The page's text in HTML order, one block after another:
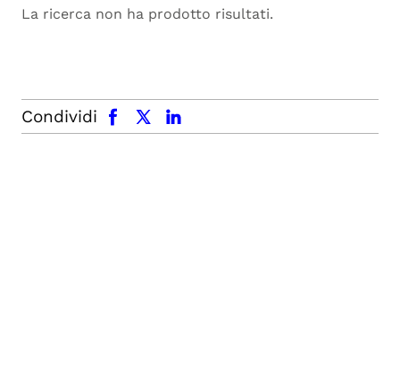
La ricerca non ha prodotto risultati.
Condividi
facebook x.com linkedin